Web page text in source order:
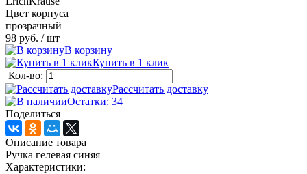
Цвет корпуса
прозрачный
98 руб. / шт
В корзину
Купить в 1 клик
Кол-во:
Рассчитать доставку
Остатки: 34
Поделиться
Описание товара
Ручка гелевая синяя
Характеристики: